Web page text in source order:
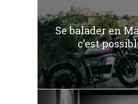
Se balader en
c’est